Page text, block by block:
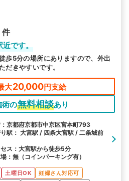
件で絞り込む
の検索方法
院名から探す
件
近です。
歩5分の場所にありますので、外出
だきやすいです。
大20,000円支給
術の無料相談あり
京都府京都市中京区宮本町793
駅： 大宮駅 / 四条大宮駅 / 二条城前
ス：大宮駅から徒歩5分
：無（コインパーキング有）
土曜日OK
妊婦さん対応可